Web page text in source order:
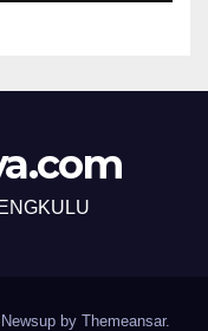
by Themeansar.